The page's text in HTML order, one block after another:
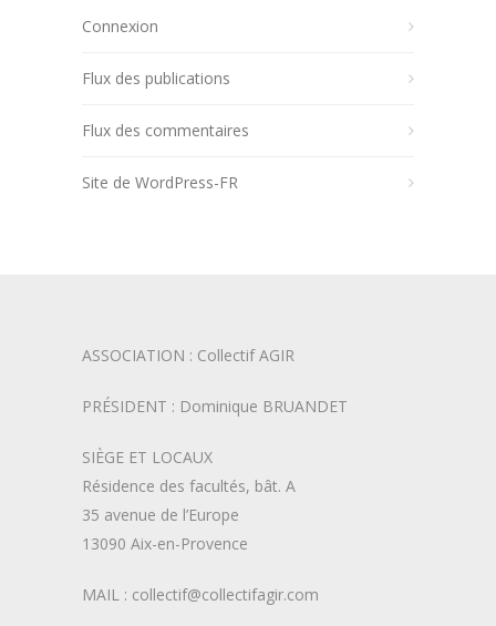
Connexion
Flux des publications
Flux des commentaires
Site de WordPress-FR
ASSOCIATION : Collectif AGIR
PRÉSIDENT : Dominique BRUANDET
SIÈGE ET LOCAUX
Résidence des facultés, bât. A
35 avenue de l’Europe
13090 Aix-en-Provence
MAIL : collectif@collectifagir.com